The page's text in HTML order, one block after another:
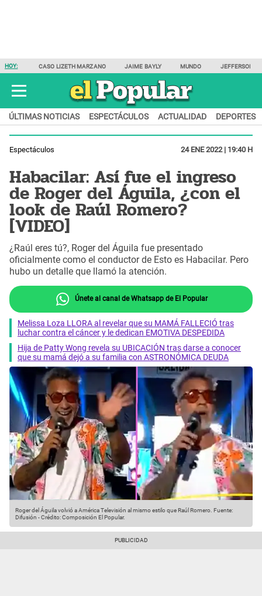
HOY: CASO LIZETH MARZANO JAIME BAYLY MUNDO JEFFERSON
ÚLTIMAS NOTICIAS ESPECTÁCULOS ACTUALIDAD DEPORTES
Espectáculos 24 ENE 2022 | 19:40 H
Habacilar: Así fue el ingreso
de Roger del Águila, ¿con el
look de Raúl Romero?
[VIDEO]
¿Raúl eres tú?, Roger del Águila fue presentado
oficialmente como el conductor de Esto es Habacilar. Pero
hubo un detalle que llamó la atención.
Únete al canal de Whatsapp de El Popular
Melissa Loza LLORA al revelar que su MAMÁ FALLECIÓ tras
luchar contra el cáncer y le dedican EMOTIVA DESPEDIDA
Hija de Patty Wong revela su UBICACIÓN tras darse a conocer
que su mamá dejó a su familia con ASTRONÓMICA DEUDA
Roger del Águila volvió a América Televisión al mismo estilo que Raúl Romero. Fuente:
Difusión -Crédito: Composición El Popular.